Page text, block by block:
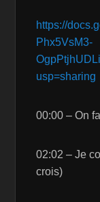
https://
Phx5VsM3-
usp=sharing
00:00 – On
02:02 – Je
crois)